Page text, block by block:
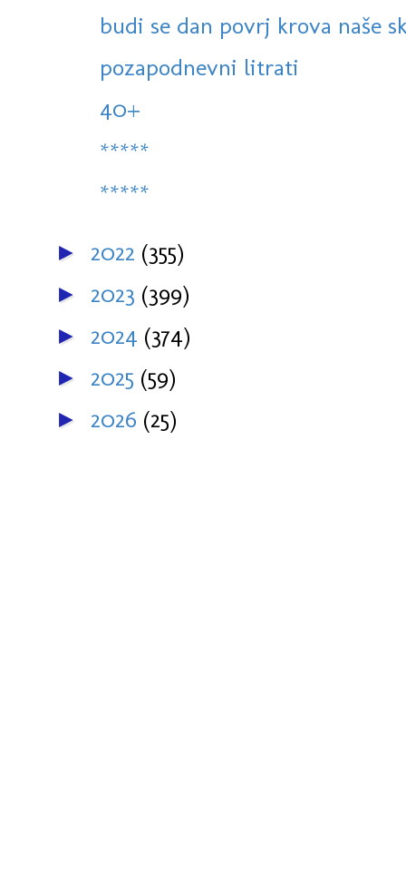
budi se dan povrj krova naše
pozapodnevni litrati
40+
*****
*****
► 2022 (355)
► 2023 (399)
► 2024 (374)
► 2025 (59)
► 2026 (25)